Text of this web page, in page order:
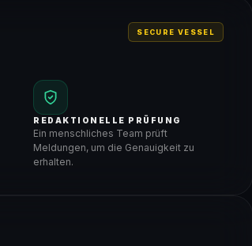
SECURE VESSEL
REDAKTIONELLE PRÜFUNG
Ein menschliches Team prüft
Meldungen, um die Genauigkeit zu
erhalten.